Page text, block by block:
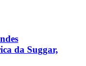
da Suggar,